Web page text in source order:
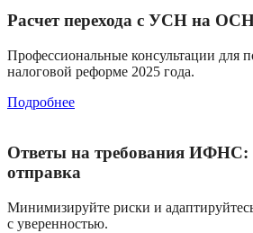
Расчет перехода с УСН на
Профессиональные консультации для
налоговой реформе 2025 года.
Подробнее
Ответы на требования ИФНС:
отправка
Минимизируйте риски и
с уверенностью.